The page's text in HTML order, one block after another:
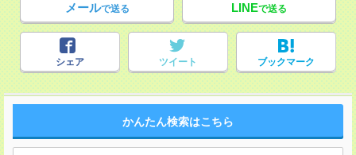
メールで送る LINEで送る
シェア ツイート ブックマーク
かんたん検索はこちら